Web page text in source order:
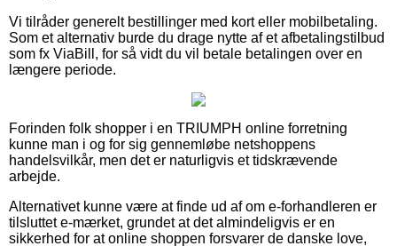
Vi tilråder generelt bestillinger med kort eller mobilbetaling.
Som et alternativ burde du drage nytte af et afbetalingstilbud
som fx ViaBill, for så vidt du vil betale betalingen over en
længere periode.
Forinden folk shopper i en TRIUMPH online forretning
kunne man i og for sig gennemløbe netshoppens
handelsvilkår, men det er naturligvis et tidskrævende
arbejde.
Alternativet kunne være at finde ud af om e-forhandleren er
tilsluttet e-mærket, grundet at det almindeligvis er en
sikkerhed for at online shoppen forsvarer de danske love,